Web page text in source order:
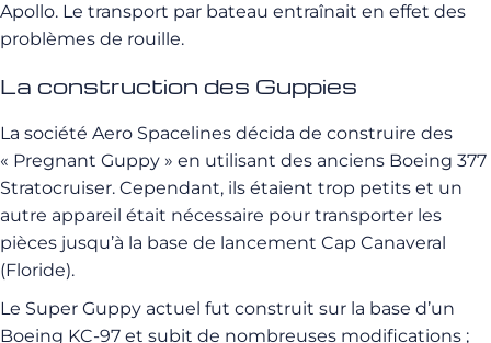
Apollo. Le transport par bateau entraînait en effet des
problèmes de rouille.
La construction des Guppies
La société Aero Spacelines décida de construire des
« Pregnant Guppy » en utilisant des anciens Boeing 377
Stratocruiser. Cependant, ils étaient trop petits et un
autre appareil était nécessaire pour transporter les
pièces jusqu’à la base de lancement Cap Canaveral
(Floride).
Le Super Guppy actuel fut construit sur la base d’un
Boeing KC-97 et subit de nombreuses modifications ;